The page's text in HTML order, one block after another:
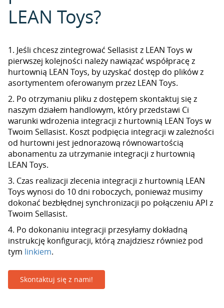
LEAN Toys?
1. Jeśli chcesz zintegrować Sellasist z LEAN Toys w
pierwszej kolejności należy nawiązać współpracę z
hurtownią LEAN Toys, by uzyskać dostęp do plików z
asortymentem oferowanym przez LEAN Toys.
2. Po otrzymaniu pliku z dostępem skontaktuj się z
naszym działem handlowym, który przedstawi Ci
warunki wdrożenia integracji z hurtownią LEAN Toys w
Twoim Sellasist. Koszt podpięcia integracji w zależności
od hurtowni jest jednorazową równowartością
abonamentu za utrzymanie integracji z hurtownią
LEAN Toys.
3. Czas realizacji zlecenia integracji z hurtownią LEAN
Toys wynosi do 10 dni roboczych, ponieważ musimy
dokonać bezbłędnej synchronizacji po połączeniu API z
Twoim Sellasist.
4. Po dokonaniu integracji przesyłamy dokładną
instrukcję konfiguracji, którą znajdziesz również pod
tym linkiem.
Skontaktuj się z nami!